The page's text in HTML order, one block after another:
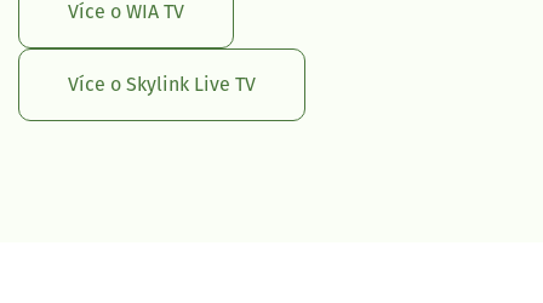
Více o WIA TV
Více o Skylink Live TV